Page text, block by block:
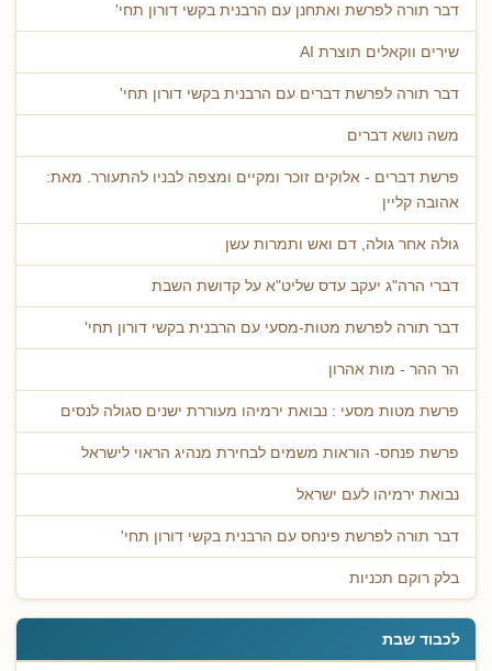
דבר תורה לפרשת ואתחנן עם הרבנית בקשי דורון תחי'
שירים ווקאלים תוצרת AI
דבר תורה לפרשת דברים עם הרבנית בקשי דורון תחי'
משה נושא דברים
פרשת דברים - אלוקים זוכר ומקיים ומצפה לבניו להתעורר. מאת:
אהובה קליין
גולה אחר גולה, דם ואש ותמרות עשן
דברי הרה"ג יעקב עדס שליט"א על קדושת השבת
דבר תורה לפרשת מטות-מסעי עם הרבנית בקשי דורון תחי'
הר ההר - מות אהרון
פרשת מטות מסעי : נבואת ירמיהו מעוררת ישנים סגולה לנסים
פרשת פנחס- הוראות משמים לבחירת מנהיג הראוי לישראל
נבואת ירמיהו לעם ישראל
דבר תורה לפרשת פינחס עם הרבנית בקשי דורון תחי'
בלק רוקם תכניות
לכבוד שבת